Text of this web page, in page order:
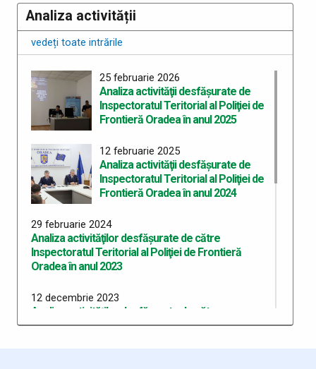
Analiza activității
vedeți toate intrările
25 februarie 2026
Analiza activităţii desfăşurate de
Inspectoratul Teritorial al Poliţiei de
Frontieră Oradea în anul 2025
12 februarie 2025
Analiza activităţii desfăşurate de
Inspectoratul Teritorial al Poliţiei de
Frontieră Oradea în anul 2024
29 februarie 2024
Analiza activităţilor desfăşurate de către
Inspectoratul Teritorial al Poliţiei de Frontieră
Oradea în anul 2023
12 decembrie 2023
Analiza activităţilor desfăşurate de către
Inspectoratul Teritorial al Poliţiei de Frontieră